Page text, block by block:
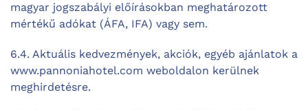
magyar jogszabályi előírásokban meghatározott
mértékű adókat (ÁFA, IFA) vagy sem.
6.4. Aktuális kedvezmények, akciók, egyéb ajánlatok a
www.pannoniahotel.com weboldalon kerülnek
meghirdetésre.